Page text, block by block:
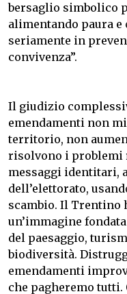
bersaglio simbolico
alimentando paura
seriamente in
convivenza”.
Il giudizio
emendamenti non
territorio, non
risolvono i problemi
messaggi identitari,
dell’elettorato,
scambio. Il Trentino
un’immagine
del paesaggio,
biodiversità.
emendamenti
che pagheremo